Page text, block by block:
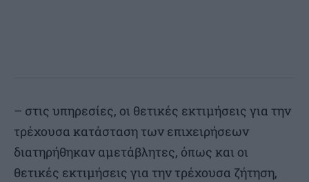
– στις υπηρεσίες, οι θετικές εκτιμήσεις για την
τρέχουσα κατάσταση των επιχειρήσεων
διατηρήθηκαν αμετάβλητες, όπως και οι
θετικές εκτιμήσεις για την τρέχουσα ζήτηση,